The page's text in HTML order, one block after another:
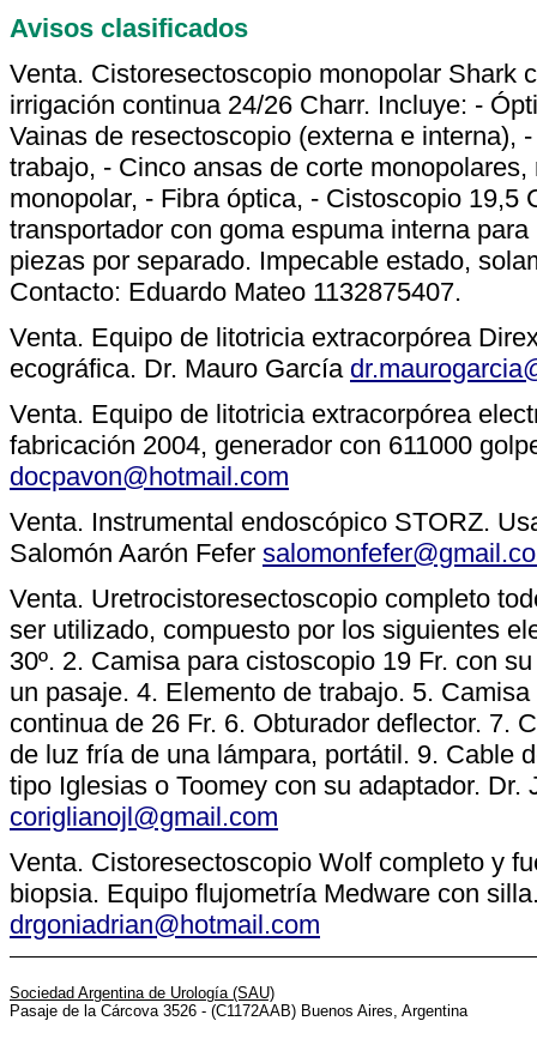
Avisos clasificados
Venta. Cistoresectoscopio monopolar Shark
irrigación continua 24/26 Charr. Incluye: -
Vainas de resectoscopio (externa e interna),
trabajo, - Cinco ansas de corte
monopolar, - Fibra óptica, - Cistoscopio 19,5
transportador con goma espuma interna
piezas por separado. Impecable estado,
Contacto: Eduardo Mateo 1132875407.
Venta. Equipo de litotricia extracorpórea
ecográfica. Dr. Mauro García
Venta. Equipo de litotricia extracorpórea
fabricación 2004, generador con 611000
docpavon@hotmail.com
Venta. Instrumental endoscópico STORZ.
Salomón Aarón Fefer
Venta. Uretrocistoresectoscopio completo
ser utilizado, compuesto por los siguientes
30º. 2. Camisa para cistoscopio 19 Fr. con
un pasaje. 4. Elemento de trabajo. 5.
continua de 26 Fr. 6. Obturador deflector. 7.
de luz fría de una lámpara, portátil. 9. Cable
tipo Iglesias o Toomey con su adaptador. Dr.
coriglianojl@gmail.com
Venta. Cistoresectoscopio Wolf completo y
biopsia. Equipo flujometría Medware con
drgoniadrian@hotmail.com
Sociedad Argentina de Urología (SAU)
Pasaje de la Cárcova 3526 - (C1172AAB) Buenos Aires, Argentina